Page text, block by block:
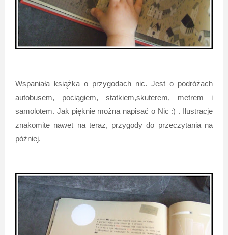
Wspaniała książka o przygodach nic. Jest o podróżach
autobusem, pociągiem, statkiem,skuterem, metrem i
samolotem. Jak pięknie można napisać o Nic :) . Ilustracje
znakomite nawet na teraz, przygody do przeczytania na
później.